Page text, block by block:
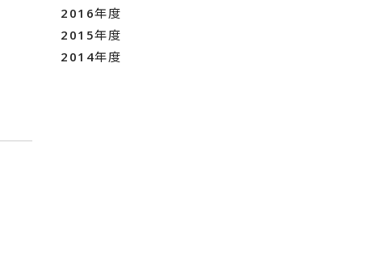
2016年度
2015年度
2014年度